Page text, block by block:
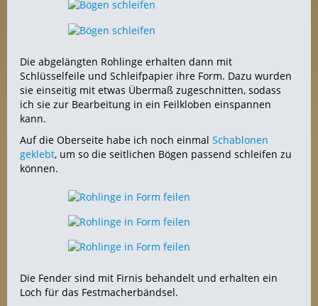
Die abgelängten Rohlinge erhalten dann mit
Schlüsselfeile und Schleifpapier ihre Form. Dazu wurden
sie einseitig mit etwas Übermaß zugeschnitten, sodass
ich sie zur Bearbeitung in ein Feilkloben einspannen
kann.
Auf die Oberseite habe ich noch einmal Schablonen
geklebt, um so die seitlichen Bögen passend schleifen zu
können.
Die Fender sind mit Firnis behandelt und erhalten ein
Loch für das Festmacherbändsel.